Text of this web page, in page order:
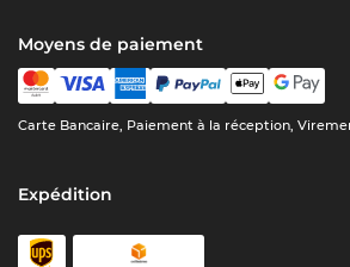
Moyens de paiement
Carte Bancaire, Paiement à la réception,
Expédition